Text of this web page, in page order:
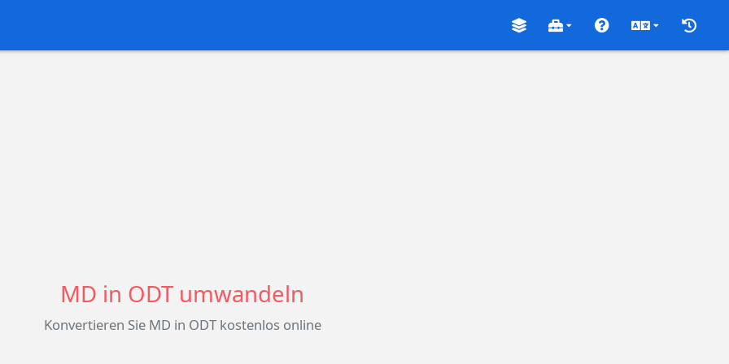
MD in ODT umwandeln
Konvertieren Sie MD in ODT kostenlos online